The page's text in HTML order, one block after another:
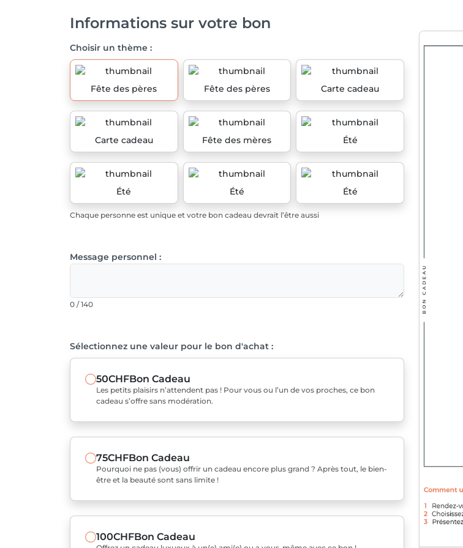
Informations sur votre bon
Choisir un thème :
Fête des pères Fête des pères Carte cadeau
Carte cadeau Fête des mères Été
Été Été Été
Chaque personne est unique et votre bon cadeau devrait l’être aussi
Message personnel :
0 / 140
Sélectionnez une valeur pour le bon d'achat :
50CHFBon Cadeau
Les petits plaisirs n’attendent pas ! Pour vous ou l’un de vos proches, ce bon
cadeau s’offre sans modération.
75CHFBon Cadeau
Pourquoi ne pas (vous) offrir un cadeau encore plus grand ? Après tout, le bien-
être et la beauté sont sans limite !
100CHFBon Cadeau